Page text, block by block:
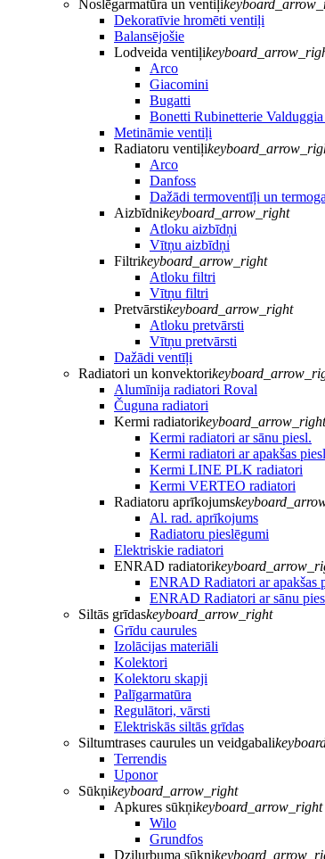
Noslēgarmatūra un ventiļi
Dekoratīvie hromēti ventiļi
Balansējošie
Lodveida ventiļi
Arco
Giacomini
Bugatti
Bonetti Rubinetterie Valduggia
Metināmie ventiļi
Radiatoru ventiļi
Arco
Danfoss
Dažādi termoventīļi un
Aizbīdnikeyboard_arrow_right
Atloku aizbīdņi
Vītņu aizbīdņi
Filtrikeyboard_arrow_right
Atloku filtri
Vītņu filtri
Pretvārstikeyboard_arrow_right
Atloku pretvārsti
Vītņu pretvārsti
Dažādi ventīļi
Radiatori un konvektori
Alumīnija radiatori Roval
Čuguna radiatori
Kermi radiatorikeyboard_arrow_right
Kermi radiatori ar sānu piesl.
Kermi radiatori ar apakšas
Kermi LINE PLK radiatori
Kermi VERTEO radiatori
Radiatoru aprīkojums
Al. rad. aprīkojums
Radiatoru pieslēgumi
Elektriskie radiatori
ENRAD radiatori
ENRAD Radiatori ar apakšas
ENRAD Radiatori ar sānu
Siltās grīdaskeyboard_arrow_right
Grīdu caurules
Izolācijas materiāli
Kolektori
Kolektoru skapji
Palīgarmatūra
Regulātori, vārsti
Elektriskās siltās grīdas
Siltumtrases caurules un veidgabali
Terrendis
Uponor
Sūkņikeyboard_arrow_right
Apkures sūkņikeyboard_arrow_right
Wilo
Grundfos
Dziļurbuma sūkņi